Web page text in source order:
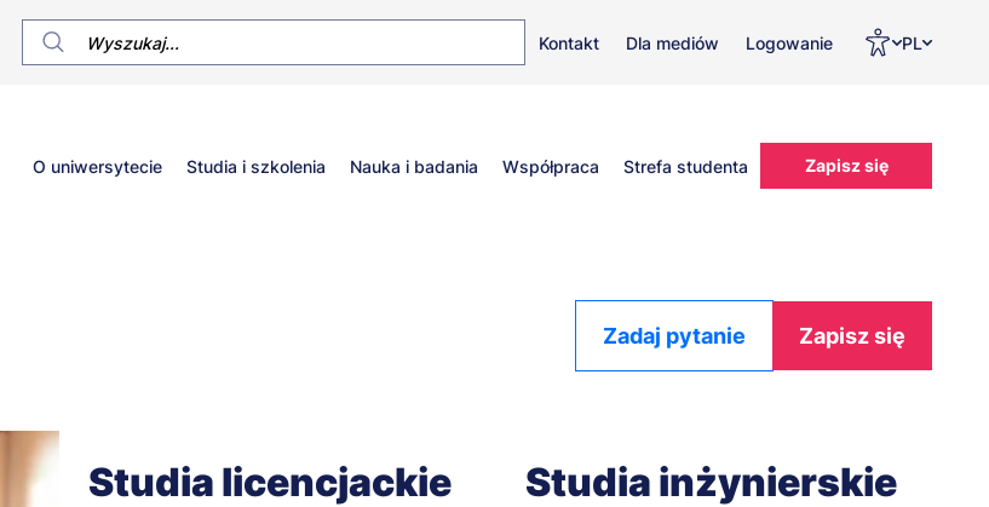
Top
Kontakt Dla mediów Logowanie PL
Główne
O uniwersytecie Studia i szkolenia Nauka i badania Współpraca Strefa studenta Zapisz się
Zadaj pytanie Zapisz się
Studia licencjackie Studia inżynierskie